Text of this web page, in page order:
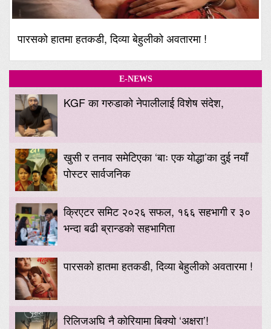
पारसको हातमा हतकडी, दिव्या बेहुलीको अवतारमा !
E-NEWS
KGF का गरुडाको नेपालीलाई विशेष संदेश,
खुसी र तनाव समेटिएका ‘बाः एक योद्धा’का दुई नयाँ
पोस्टर सार्वजनिक
क्रिएटर समिट २०२६ सफल, १६६ सहभागी र ३०
भन्दा बढी ब्रान्डको सहभागिता
पारसको हातमा हतकडी, दिव्या बेहुलीको अवतारमा !
रिलिजअघि नै कोरियामा बिक्यो ‘अक्षरा’!